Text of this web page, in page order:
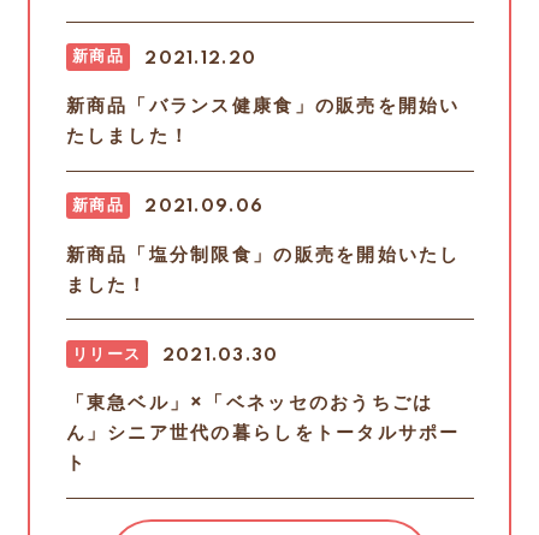
2021.12.20
新商品
新商品「バランス健康食」の販売を開始い
たしました！
2021.09.06
新商品
新商品「塩分制限食」の販売を開始いたし
ました！
2021.03.30
リリース
「東急ベル」×「ベネッセのおうちごは
ん」シニア世代の暮らしをトータルサポー
ト